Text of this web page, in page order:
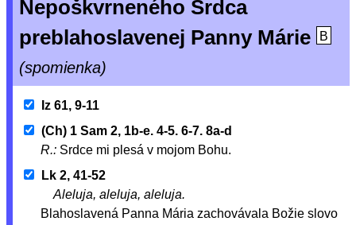
Nepoškvrneného Srdca
preblahoslavenej Panny Márie
B
(spomienka)
Iz 61, 9-11
(Ch) 1 Sam 2, 1b-e. 4-5. 6-7. 8a-d
R.: Srdce mi plesá v mojom Bohu.
Lk 2, 41-52
Aleluja, aleluja, aleluja.
Blahoslavená Panna Mária zachovávala Božie slovo